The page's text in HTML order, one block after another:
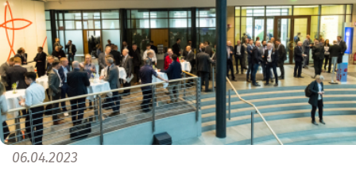
06.04.2023